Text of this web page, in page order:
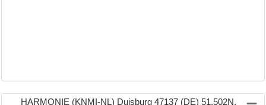
HARMONIE (KNMI-NL) Duisburg 47137 (DE) 51.502N,